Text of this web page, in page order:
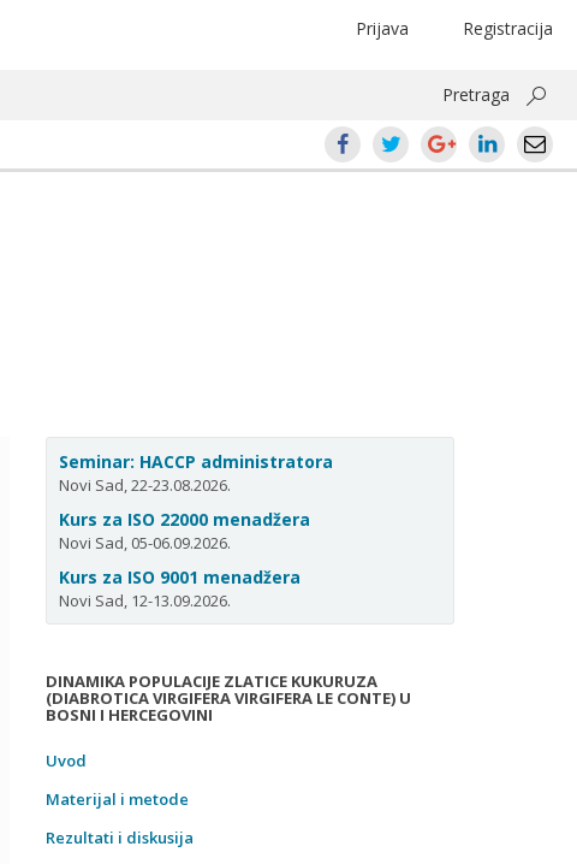
Registracija
Prijava
Pretraga
Seminar: HACCP administratora
Novi Sad, 22-23.08.2026.
Kurs za ISO 22000 menadžera
Novi Sad, 05-06.09.2026.
Kurs za ISO 9001 menadžera
Novi Sad, 12-13.09.2026.
DINAMIKA POPULACIJE ZLATICE KUKURUZA
(DIABROTICA VIRGIFERA VIRGIFERA LE CONTE) U
BOSNI I HERCEGOVINI
Uvod
Materijal i metode
Rezultati i diskusija